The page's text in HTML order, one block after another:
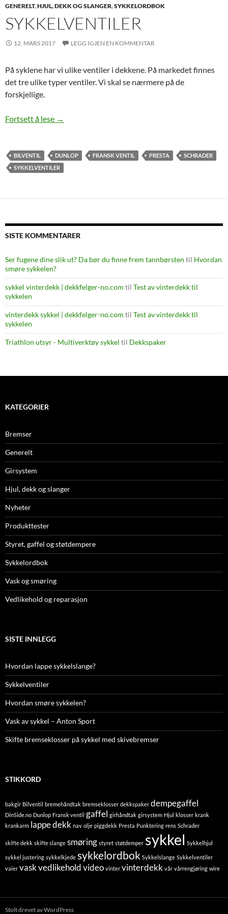
GENERELT,HJUL, DEKK OG SLANGER,SYKKELORDBOK
SYKKELVENTILER
12. MARS 2017 LEGG IGJEN EN KOMMENTAR
På syklene har vi ulike ventiler i dekkene. På markedet finnes
det tre ulike typer ventiler. Vi skal se nærmere på de
forskjellige.
Fortsett å lese Sykkelventiler
→
BILVENTIL DUNLOP FRANSK VENTIL PRESTA
SCHRADER
SYKKELVENTILER
SISTE KOMMENTARER
Ser fugene dine slik ut? Da bør du finne frem tannbørsten til Hvordan
smøre sykkelen?
sykkel vinterdekk | dekkfelger-no.com til Test av vinterdekk til
sykkelen
vinterdekk sykkel | dekkfelger-no.com til Test av vinterdekk til
sykkelen
Triathlon utsyr - Multiverktøy sykkel til Dekkspaker
KATEGORIER
Bremser
Generelt
Girsystem
Hjul, dekk og slanger
Nyheter
Produkttester
Styret, gaffel og støtdempere
Sykkelordbok
Vask og smøring
Vedlikehold og reparasjon
SISTE INNLEGG
Hvordan lappe sykkelslange?
Sykkelventiler
Hvordan smøre sykkelen?
Vask av sykkel – Anton Sport
Skifte bremseklosser på sykkel med skivebremser
STIKKORD
bakgir Bilventil bremehåndtak bremseklosser dekkspaker dempegaffel
DinSide.no Dunlop Fransk ventil gaffel girhåndtak girsystem Hjul klosser krank
krankarm lappe dekk nav olje piggdekk Presta Punktering rens Schrader
skifte dekk skifte slange smøring styret støtdemper sykkel Sykkelhjul
sykkel justering sykkelkjede sykkelordbok Sykkelslange Sykkelventiler
vaier vaskvedlikeholdvideo vinter vinterdekk vår vårrengjøring wire
Stolt drevet av WordPress